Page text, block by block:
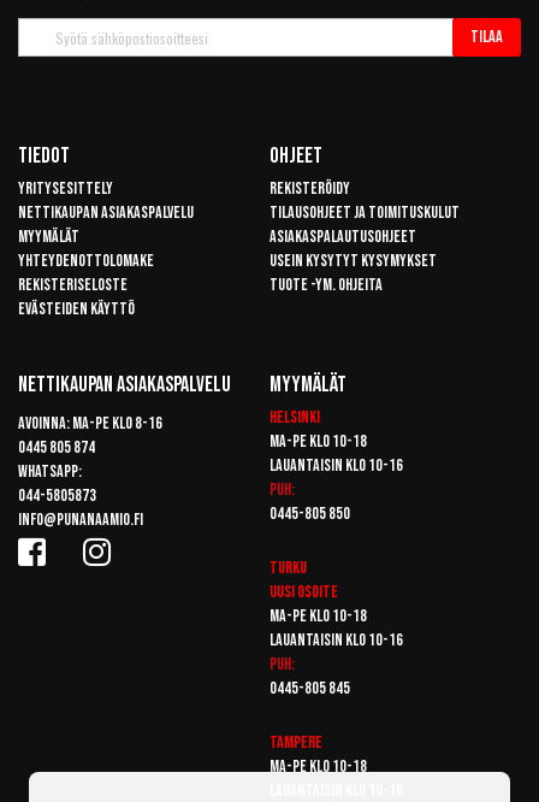
uutiskirje
Tilaa
Tiedot
Yritysesittely
Nettikaupan asiakaspalvelu
Myymälät
Yhteydenottolomake
Rekisteriseloste
Evästeiden käyttö
Ohjeet
Rekisteröidy
Tilausohjeet ja toimituskulut
Asiakaspalautusohjeet
Usein kysytyt kysymykset
Tuote -ym. ohjeita
Nettikaupan Asiakaspalvelu
Avoinna: Ma-pe klo 8-16
0445 805 874
Whatsapp:
044-5805873
info@punanaamio.fi
Myymälät
Helsinki
Ma-pe klo 10-18
Lauantaisin klo 10-16
Puh:
0445-805 850
Turku
Uusi osoite
Ma-pe klo 10-18
Lauantaisin klo 10-16
Puh:
0445-805 845
Tampere
Ma-pe klo 10-18